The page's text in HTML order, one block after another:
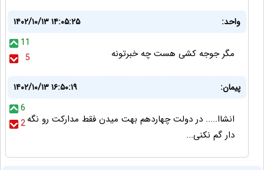
واحد:
۱۴۰۲/۱۰/۱۳ ۱۴:۰۵:۲۵
11
5
مگر جوجه کشی هست چه خبرتونه
پیمان:
۱۴۰۲/۱۰/۱۳ ۱۶:۵۰:۱۹
6
2انشاا..... در دولت چهاردهم بهت میدن فقط مدارکت رو نگه
دار گم نکنی...